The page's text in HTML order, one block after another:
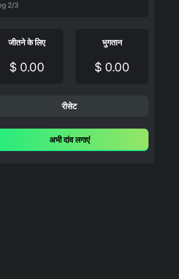
म्यांमार बनाम लाओस का पूर्वानुमान, ऑड्स,
सट्टेबाजी के टिप्स – आसियान चैम्पियनशिप
वेस्टइंडीज के खिलाफ दूसरे टेस्ट से पहले
31-07-2026 भविष्यवाणियाँ
जीतने के लिए
$ 0.00
भुगतान
$ 0.00
रीसेट
अभी दांव लगाएं